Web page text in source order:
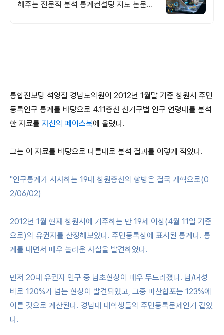
해주는 전문적 분석 통계컨설팅 지도 논문통
통합진보당 석영철 경남도의원이 2012년 1월말 기준 창원시 주민
등록인구 통계를 바탕으로 4.11총선 선거구별 인구 연령대를 분석
한 자료를 자신의 페이스북에 올렸다.
그는 이 자료를 바탕으로 나름대로 분석 결과를 이렇게 적었다.
"인구통계가 시사하는 19대 창원총선의 향방은 결국 개혁으로(0
2/06/02)
2012년 1월 현재 창원시에 거주하는 만 19세 이상(4월 11일 기준
으로)의 유권자를 산정해보았다. 주민등록상에 표시된 통계다. 통
계를 내면서 매우 놀라운 사실을 발견하였다.
먼저 20대 유권자 인구 중 남초현상이 매우 두드러졌다. 남/녀성
비로 120%가 넘는 현상이 발견되었고, 그중 마산합포는 123%에
이른 것으로 계산된다. 경남대 대학생들의 주민등록문제인거 같았
다.